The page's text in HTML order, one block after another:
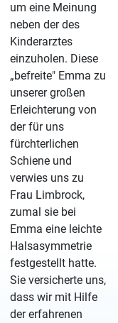
um eine Meinung
neben der des
Kinderarztes
einzuholen. Diese
„befreite" Emma zu
unserer großen
Erleichterung von
der für uns
fürchterlichen
Schiene und
verwies uns zu
Frau Limbrock,
zumal sie bei
Emma eine leichte
Halsasymmetrie
festgestellt hatte.
Sie versicherte uns,
dass wir mit Hilfe
der erfahrenen